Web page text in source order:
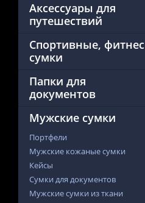
Аксессуары для
путешествий
Спортивные, фитнес
сумки
Папки для
документов
Мужские сумки
Портфели
Мужские кожаные сумки
Кейсы
Сумки для документов
Мужские сумки из ткани